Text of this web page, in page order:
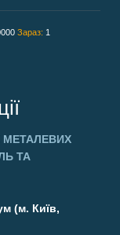
Зараз: 1
МЕТАЛЕВИХ
ТА
(м. Київ,